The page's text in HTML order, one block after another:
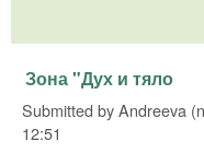
Зона "Дух и тяло
Submitted byAndreeva
12:51